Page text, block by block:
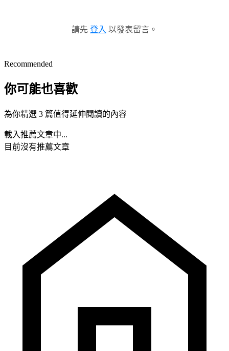
請先 登入 以發表留言。
Recommended
你可能也喜歡
為你精選 3 篇值得延伸閱讀的內容
載入推薦文章中...
目前沒有推薦文章